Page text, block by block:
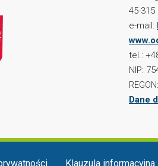
45-315
e-mail:
tel.:
NIP:
Dane
Klauzula informacyjna